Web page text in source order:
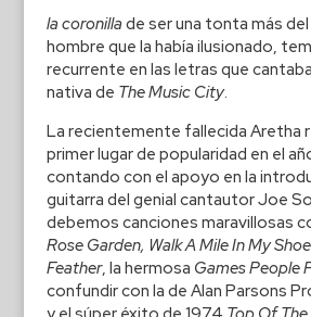
la coronillade ser una tonta más
hombre que la había ilusionado,
recurrente en las letras que
nativa de The Music City.
La recientemente fallecida Aretha
primer lugar de popularidad en el
contando con el apoyo en la
guitarra del genial cantautor Joe
debemos canciones maravillosas
Rose Garden, Walk A Mile In My
Feather, la hermosa Games People
confundir con la de Alan Parsons